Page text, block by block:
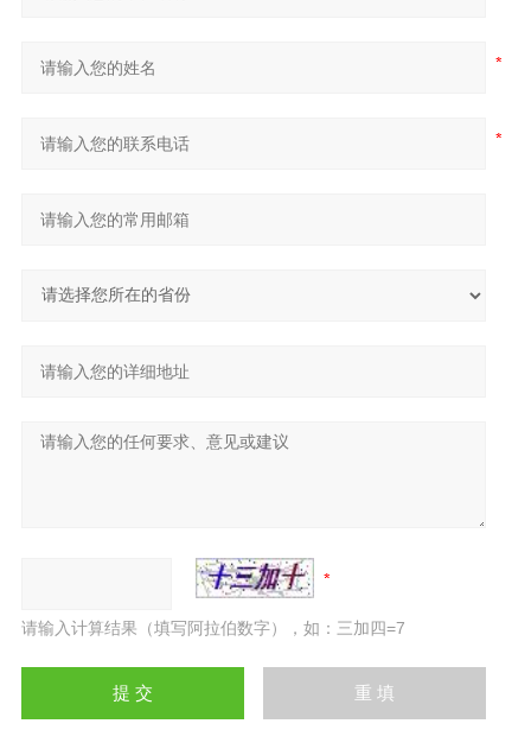
请输入计算结果（填写阿拉伯数字），如：三加四=7